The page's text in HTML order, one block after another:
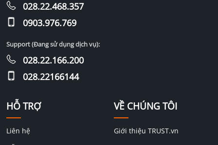
HỖ TRỢ
Liên hệ
VỀ CHÚNG TÔI
Giới thiệu TRUST.vn
028.22.468.357
0903.976.769
Support (Đang sử dụng dịch vụ):
028.22.166.200
028.22166144